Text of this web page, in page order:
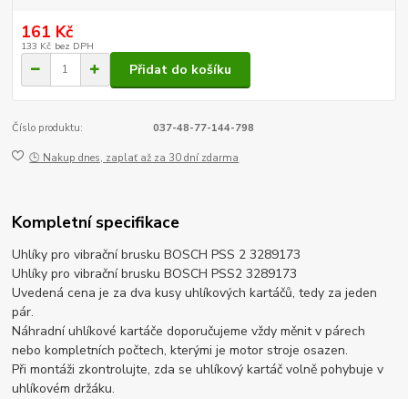
161 Kč
133 Kč bez DPH
Přidat do košíku
Číslo produktu: 037-48-77-144-798
🕒 Nakup dnes, zaplať až za 30 dní zdarma
Kompletní specifikace
Uhlíky pro vibrační brusku BOSCH PSS 2 3289173
Uhlíky pro vibrační brusku BOSCH PSS2 3289173
Uvedená cena je za dva kusy uhlíkových kartáčů, tedy za jeden
pár.
Náhradní uhlíkové kartáče doporučujeme vždy měnit v párech
nebo kompletních počtech, kterými je motor stroje osazen.
Při montáži zkontrolujte, zda se uhlíkový kartáč volně pohybuje v
uhlíkovém držáku.